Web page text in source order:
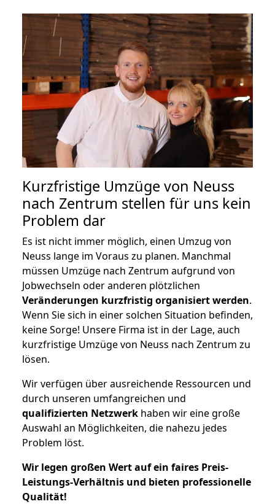
Kurzfristige Umzüge von Neuss
nach Zentrum stellen für uns kein
Problem dar
Es ist nicht immer möglich, einen Umzug von
Neuss lange im Voraus zu planen. Manchmal
müssen Umzüge nach Zentrum aufgrund von
Jobwechseln oder anderen plötzlichen
Veränderungen kurzfristig organisiert werden.
Wenn Sie sich in einer solchen Situation befinden,
keine Sorge! Unsere Firma ist in der Lage, auch
kurzfristige Umzüge von Neuss nach Zentrum zu
lösen.
Wir verfügen über ausreichende Ressourcen und
durch unseren umfangreichen und
qualifizierten Netzwerk haben wir eine große
Auswahl an Möglichkeiten, die nahezu jedes
Problem löst.
Wir legen großen Wert auf ein faires Preis-
Leistungs-Verhältnis und bieten professionelle
Qualität!